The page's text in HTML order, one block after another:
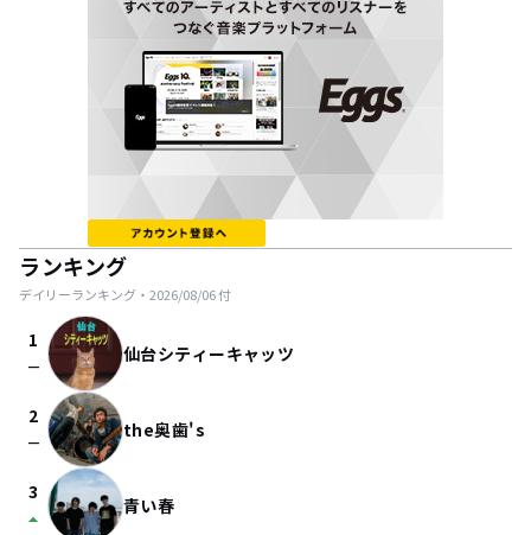
ランキング
デイリーランキング・ 2026/08/06付
1
check_indeterminate_small 仙台シティーキャッツ
2
check_indeterminate_small the奥歯's
3
arrow_drop_up 青い春